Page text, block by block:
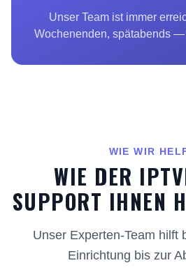
Unser Team ist immer
Wochenenden, spätabends —
WIE WIR
WIE DER
SUPPORT IHNEN
Unser Experten-Team hilft
Einrichtung bis zur